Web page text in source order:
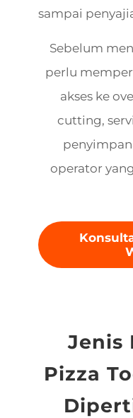
sampai
Sebelum
perlu
akses ke
cutting,
operator
Jenis
Pizza